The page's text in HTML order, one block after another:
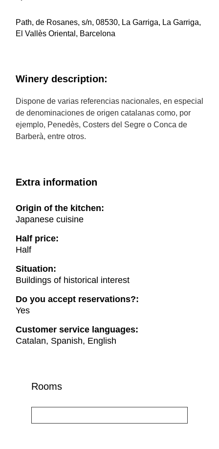
Path, de Rosanes, s/n, 08530, La Garriga, La Garriga,
El Vallès Oriental, Barcelona
Winery description:
Dispone de varias referencias nacionales, en especial
de denominaciones de origen catalanas como, por
ejemplo, Penedès, Costers del Segre o Conca de
Barberà, entre otros.
Extra information
Origin of the kitchen:
Japanese cuisine
Half price:
Half
Situation:
Buildings of historical interest
Do you accept reservations?:
Yes
Customer service languages:
Catalan, Spanish, English
Rooms